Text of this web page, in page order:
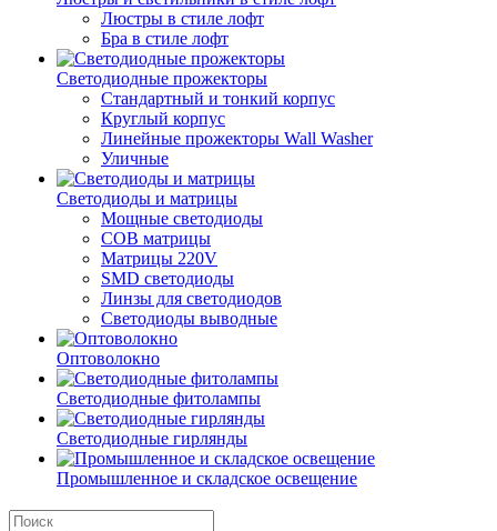
Люстры в стиле лофт
Бра в стиле лофт
Светодиодные прожекторы
Стандартный и тонкий корпус
Круглый корпус
Линейные прожекторы Wall Washer
Уличные
Светодиоды и матрицы
Мощные светодиоды
COB матрицы
Матрицы 220V
SMD светодиоды
Линзы для светодиодов
Светодиоды выводные
Оптоволокно
Светодиодные фитолампы
Светодиодные гирлянды
Промышленное и складское освещение